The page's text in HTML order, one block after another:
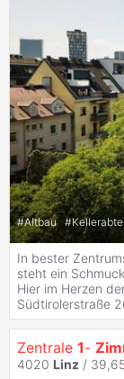
#Altbau #
In bester
steht ein
Hier im Herzen
Südtirolerstraße
Zentrale 1-
4020 Linz /